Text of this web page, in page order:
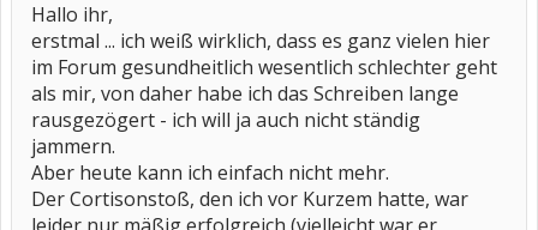
Hallo ihr,
erstmal ... ich weiß wirklich, dass es ganz vielen hier
im Forum gesundheitlich wesentlich schlechter geht
als mir, von daher habe ich das Schreiben lange
rausgezögert - ich will ja auch nicht ständig
jammern.
Aber heute kann ich einfach nicht mehr.
Der Cortisonstoß, den ich vor Kurzem hatte, war